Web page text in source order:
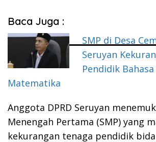
Baca Juga :
SMP di Desa
Seruyan
Pendidik
Matematika
Anggota DPRD Seruyan
Menengah Pertama (SMP) yang
kekurangan tenaga pendidik